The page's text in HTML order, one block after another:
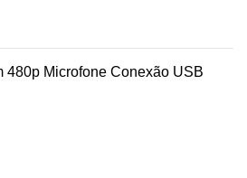
480p Microfone Conexão USB